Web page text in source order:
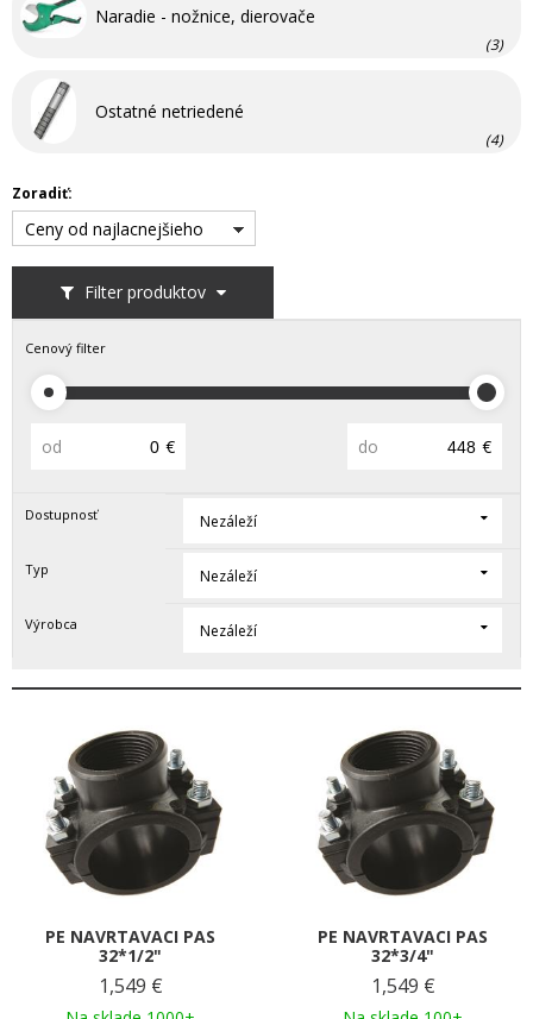
Naradie - nožnice, dierovače
(3)
Ostatné netriedené
(4)
Filter produktov
Zoradiť:
Ceny od najlacnejšieho
Cenový filter
od € do €
Dostupnosť Nezáleží
Typ Nezáleží
Výrobca Nezáleží
PE NAVRTAVACI PAS
32*1/2"
1,549 €
PE NAVRTAVACI PAS
32*3/4"
1,549 €